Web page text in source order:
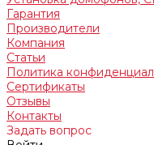
Гарантия
Производители
Компания
Статьи
Политика
Сертификаты
Отзывы
Контакты
Задать вопрос